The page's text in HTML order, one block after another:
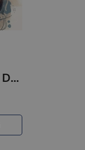
The Day of the Dead Colouring Book